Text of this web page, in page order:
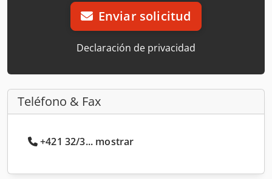
Enviar solicitud
Declaración de privacidad
Teléfono & Fax
+421 32/3... mostrar